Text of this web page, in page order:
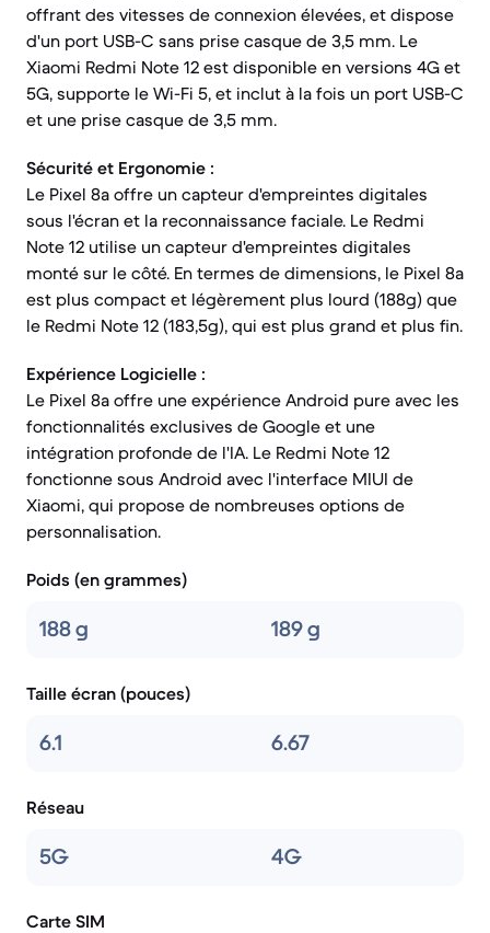
offrant des vitesses de connexion élevées, et dispose
d'un port USB-C sans prise casque de 3,5 mm. Le
Xiaomi Redmi Note 12 est disponible en versions 4G et
5G, supporte le Wi-Fi 5, et inclut à la fois un port USB-C
et une prise casque de 3,5 mm.
Sécurité et Ergonomie :
Le Pixel 8a offre un capteur d'empreintes digitales
sous l'écran et la reconnaissance faciale. Le Redmi
Note 12 utilise un capteur d'empreintes digitales
monté sur le côté. En termes de dimensions, le Pixel 8a
est plus compact et légèrement plus lourd (188g) que
le Redmi Note 12 (183,5g), qui est plus grand et plus fin.
Expérience Logicielle :
Le Pixel 8a offre une expérience Android pure avec les
fonctionnalités exclusives de Google et une
intégration profonde de l'IA. Le Redmi Note 12
fonctionne sous Android avec l'interface MIUI de
Xiaomi, qui propose de nombreuses options de
personnalisation.
Poids (en grammes)
188 g 189 g
Taille écran (pouces)
6.1 6.67
Réseau
5G 4G
Carte SIM